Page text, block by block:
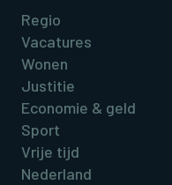
Regio
Vacatures
Wonen
Justitie
Economie & geld
Sport
Vrije tijd
Nederland